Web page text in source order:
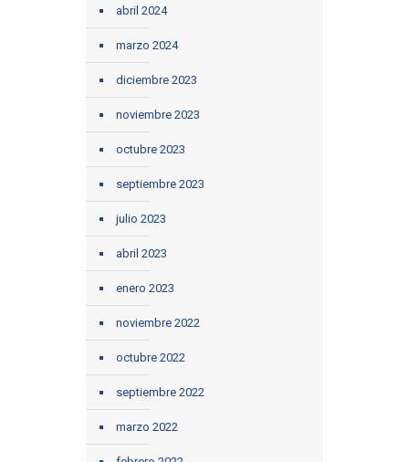
abril 2024
marzo 2024
diciembre 2023
noviembre 2023
octubre 2023
septiembre 2023
julio 2023
abril 2023
enero 2023
noviembre 2022
octubre 2022
septiembre 2022
marzo 2022